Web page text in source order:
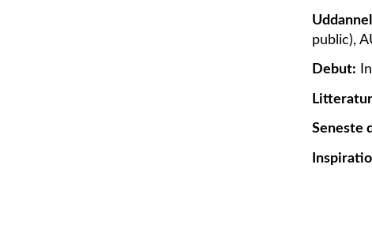
public),
Debut:
Seneste